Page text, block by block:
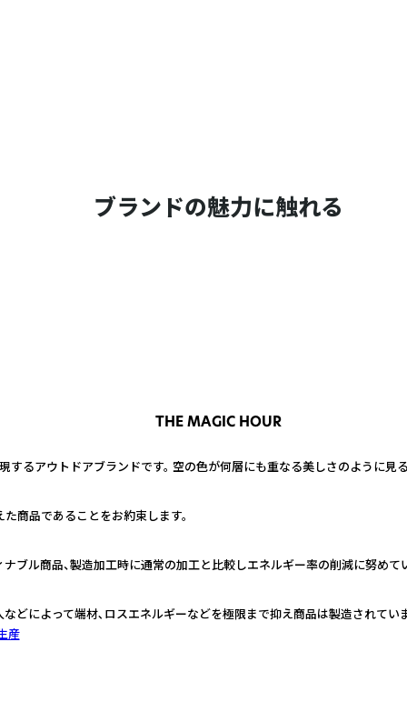
ブランドの魅力に触れる
THE MAGIC HOUR
るアウトドアブランドです。 空の色が何層にも重なる美しさのように見
商品であることをお約束します。
ブル商品、製造加工時に通常の加工と比較しエネルギー率の削減に努めて
どによって端材､ロスエネルギーなどを極限まで抑え商品は製造されてい
産